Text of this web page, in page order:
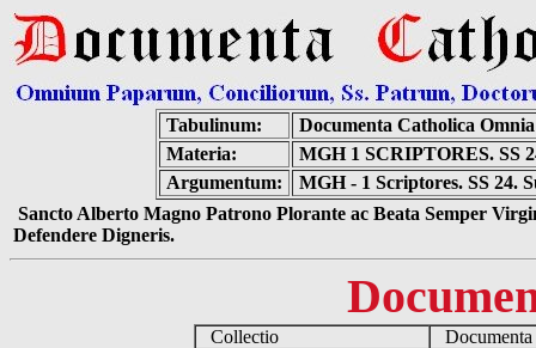
Tabulinum:
Documenta Catholica Omnia
Materia:
MGH 1 SCRIPTORES. SS
Argumentum:
MGH - 1 Scriptores. SS 24.
Sancto Alberto Magno Patrono Plorante ac Beata Semper
Defendere Digneris.
Collectio